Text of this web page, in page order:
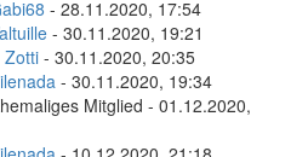
- 28.11.2020, 17:54
- 30.11.2020, 19:21
Zotti - 30.11.2020, 20:35
- 30.11.2020, 19:34
Mitglied - 01.12.2020,